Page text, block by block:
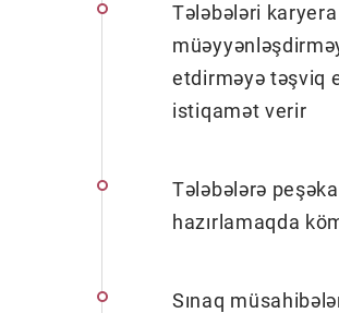
Tələbələri
etdirməyə təşviq
istiqamət verir
Tələbələrə
hazırlamaqda
Sınaq